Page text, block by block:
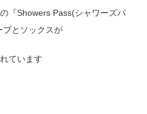
『Showers Pass(シャワーズパ
ブとソックスが
ています